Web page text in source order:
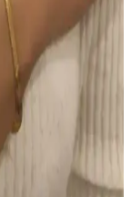
Sağlama
doğal ve kalıcı
suya
kullanımı
Fırsat Seti –